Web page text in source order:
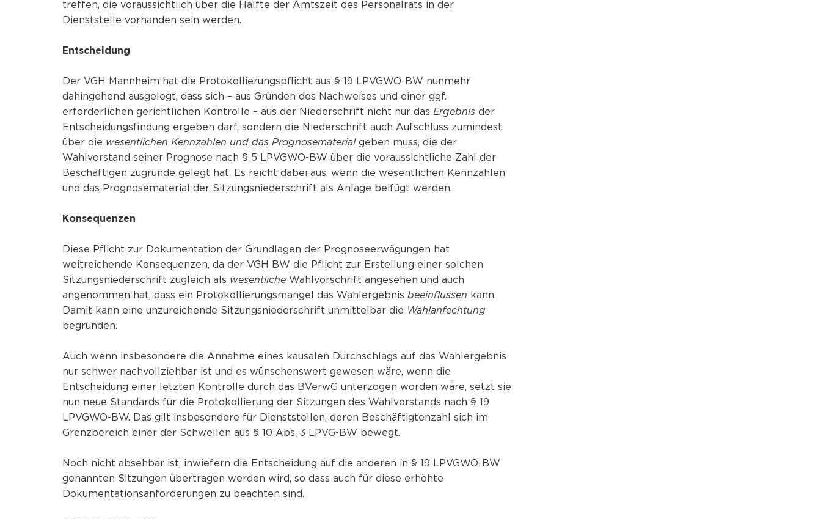
treffen, die voraussichtlich über die Hälfte der Amtszeit des Personalrats in der
Dienststelle vorhanden sein werden.
Entscheidung
Der VGH Mannheim hat die Protokollierungspflicht aus § 19 LPVGWO-BW nunmehr
dahingehend ausgelegt, dass sich – aus Gründen des Nachweises und einer ggf.
erforderlichen gerichtlichen Kontrolle – aus der Niederschrift nicht nur das Ergebnis der
Entscheidungsfindung ergeben darf, sondern die Niederschrift auch Aufschluss zumindest
über die wesentlichen Kennzahlen und das Prognosematerial geben muss, die der
Wahlvorstand seiner Prognose nach § 5 LPVGWO-BW über die voraussichtliche Zahl der
Beschäftigen zugrunde gelegt hat. Es reicht dabei aus, wenn die wesentlichen Kennzahlen
und das Prognosematerial der Sitzungsniederschrift als Anlage beifügt werden.
Konsequenzen
Diese Pflicht zur Dokumentation der Grundlagen der Prognoseerwägungen hat
weitreichende Konsequenzen, da der VGH BW die Pflicht zur Erstellung einer solchen
Sitzungsniederschrift zugleich als wesentliche Wahlvorschrift angesehen und auch
angenommen hat, dass ein Protokollierungsmangel das Wahlergebnis beeinflussen kann.
Damit kann eine unzureichende Sitzungsniederschrift unmittelbar die Wahlanfechtung
begründen.
Auch wenn insbesondere die Annahme eines kausalen Durchschlags auf das Wahlergebnis
nur schwer nachvollziehbar ist und es wünschenswert gewesen wäre, wenn die
Entscheidung einer letzten Kontrolle durch das BVerwG unterzogen worden wäre, setzt sie
nun neue Standards für die Protokollierung der Sitzungen des Wahlvorstands nach § 19
LPVGWO-BW. Das gilt insbesondere für Dienststellen, deren Beschäftigtenzahl sich im
Grenzbereich einer der Schwellen aus § 10 Abs. 3 LPVG-BW bewegt.
Noch nicht absehbar ist, inwiefern die Entscheidung auf die anderen in § 19 LPVGWO-BW
genannten Sitzungen übertragen werden wird, so dass auch für diese erhöhte
Dokumentationsanforderungen zu beachten sind.